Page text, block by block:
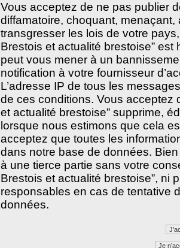
Vous acceptez de ne pas publier
diffamatoire, choquant,
transgresser les lois de votre
Brestois et actualité brestoise”
peut vous mener à un
notification à votre fournisseur
L’adresse IP de tous les
de ces conditions. Vous acceptez
et actualité brestoise” supprime,
lorsque nous estimons que cela
acceptez que toutes les
dans notre base de données.
à une tierce partie sans votre
Brestois et actualité brestoise”, ni
responsables en cas de tentative
données.